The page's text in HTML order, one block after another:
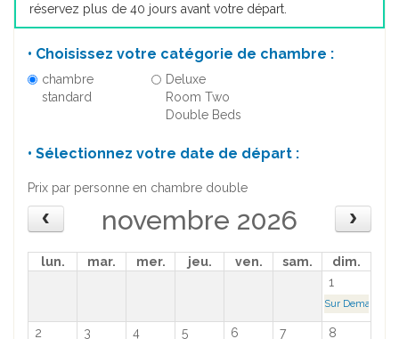
réservez plus de 40 jours avant votre départ.
• Choisissez votre catégorie de chambre :
chambre
standard
Deluxe
Room Two
Double Beds
• Sélectionnez votre date de départ :
Prix par personne en chambre double
novembre 2026
lun. mar. mer. jeu. ven. sam.
dim.
1
Sur Demande >
2 3 4 5 6 7 8